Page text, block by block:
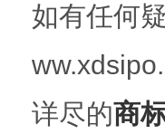
如有任何
详尽的商